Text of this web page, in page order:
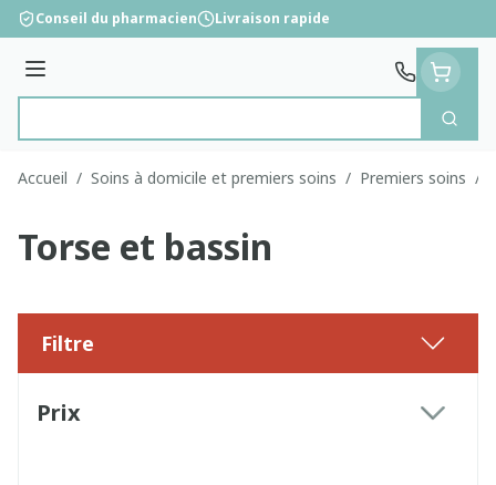
Aller au contenu
Conseil du pharmacien Livraison rapide
Menu
Accueil / Soins à domicile et premiers soins / Premiers soins /
Torse et bassin
Filtre
Prix